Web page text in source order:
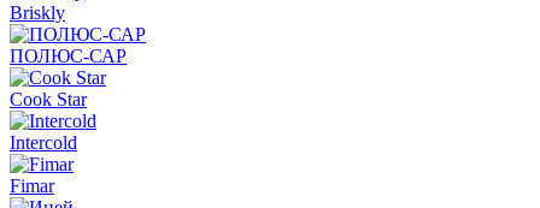
Briskly
ПОЛЮС-САР
Cook Star
Intercold
Fimar